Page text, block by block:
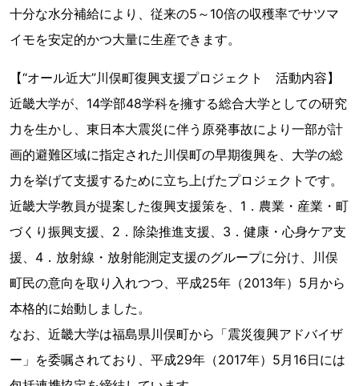
十分な水分補給により、従来の5～10倍の収穫率でサツマ
イモを安定的かつ大量に生産できます。
【“オール近大”川俣町復興支援プロジェクト 活動内容】
近畿大学が、14学部48学科を擁する総合大学としての研究
力を生かし、東日本大震災に伴う原発事故により一部が計
画的避難区域に指定された川俣町の早期復興を、大学の総
力を挙げて支援するために立ち上げたプロジェクトです。
近畿大学教員が提案した復興支援策を、1．農業・産業・町
づくり振興支援、2．除染推進支援、3．健康・心身ケア支
援、4．放射線・放射能測定支援のグループに分け、川俣
町民の意向を取り入れつつ、平成25年（2013年）5月から
本格的に始動しました。
なお、近畿大学は福島県川俣町から「震災復興アドバイザ
ー」を委嘱されており、平成29年（2017年）5月16日には